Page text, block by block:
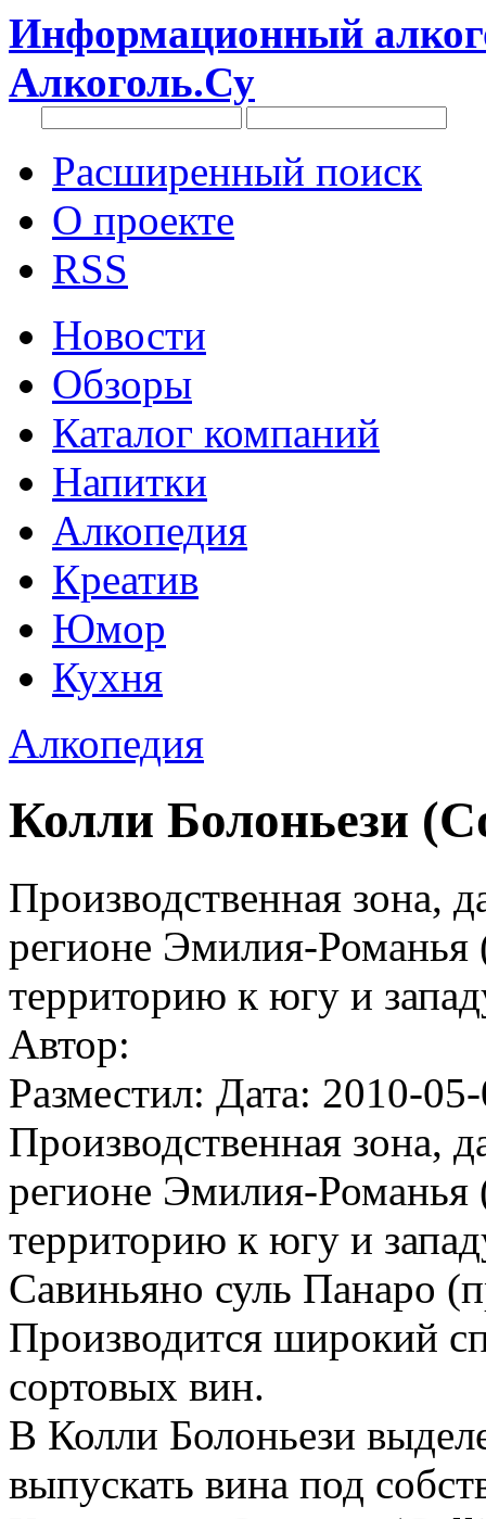
Информационный
Алкоголь.Су
Расширенный поиск
О проекте
RSS
Новости
Обзоры
Каталог компаний
Напитки
Алкопедия
Креатив
Юмор
Кухня
Алкопедия
Колли Болоньези
Производственная зона,
регионе Эмилия-
территорию к югу и
Автор:
Разместил: Дата: 2010-
Производственная зона,
регионе Эмилия-
территорию к югу и
Савиньяно суль Панаро
Производится широкий
сортовых вин.
В Колли Болоньези
выпускать вина под